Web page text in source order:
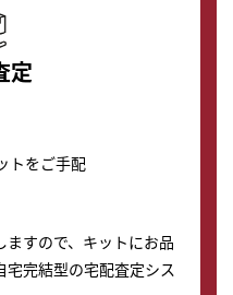
定
トをご手配
すので、キットにお品
完結型の宅配査定シス